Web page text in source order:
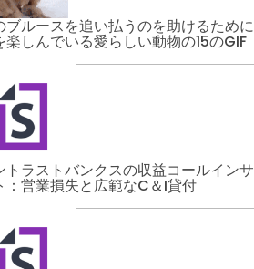
ブルースを追い払うのを助けるために
楽しんでいる愛らしい動物の15のGIF
トラストバンクスの収益コールインサ
：営業損失と広範なC＆I貸付